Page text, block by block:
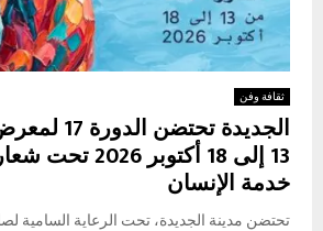
ثقافة وفن
الجديدة
13 إلى 18
خدمة الإنسان
تحتضن مدينة الجديدة، تحت الرعاية السامية